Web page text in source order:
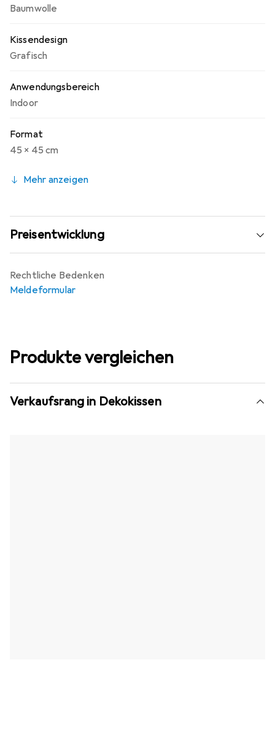
Baumwolle
Kissendesign
Grafisch
Anwendungsbereich
Indoor
Format
45 x 45 cm
Mehr anzeigen
Preisentwicklung
Rechtliche Bedenken
Meldeformular
Produkte vergleichen
Verkaufsrang in Dekokissen